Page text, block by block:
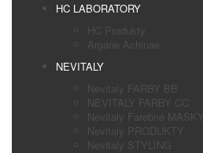
HC LABORATORY
HC Produkty
Argane Achinae
NEVITALY
Nevitaly FARBY BB
NEVITALY FARBY CC
Nevitaly Farebné MASKY
Nevitaly PRODUKTY
Nevitaly STYLING